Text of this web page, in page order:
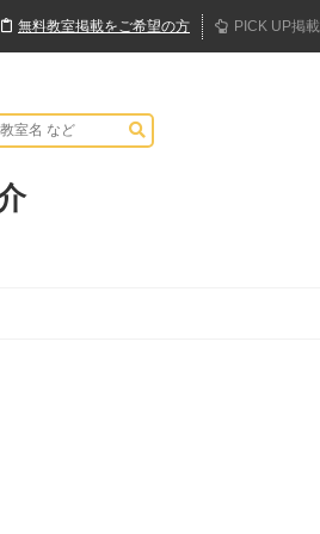
無料教室掲載をご希望の方 PICK UP掲載